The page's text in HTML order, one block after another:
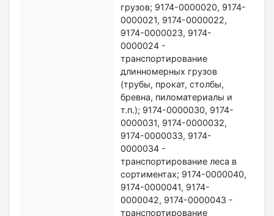
грузов; 9174-0000020, 9174-
0000021, 9174-0000022,
9174-0000023, 9174-
0000024 -
транспортирование
длинномерных грузов
(трубы, прокат, столбы,
бревна, пиломатериалы и
т.п.); 9174-0000030, 9174-
0000031, 9174-0000032,
9174-0000033, 9174-
0000034 -
транспортирование леса в
сортиментах; 9174-0000040,
9174-0000041, 9174-
0000042, 9174-0000043 -
транспортирование